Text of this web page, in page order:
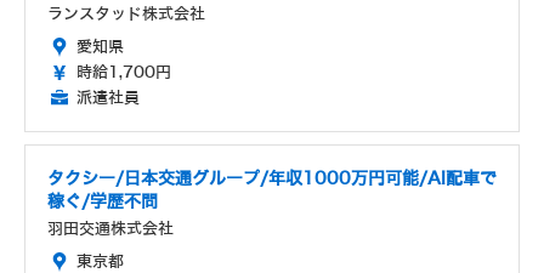
ランスタッド株式会社
愛知県
時給1,700円
派遣社員
タクシー/日本交通グループ/年収1000万円可能/AI配車で
稼ぐ/学歴不問
羽田交通株式会社
東京都